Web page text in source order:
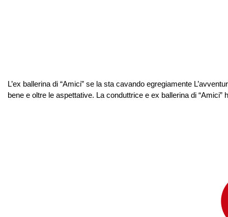
L’ex ballerina di “Amici” se la sta cavando egregiamente
bene e oltre le aspettative. La conduttrice e ex ballerina di